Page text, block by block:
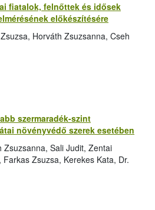
fiatalok, felnőttek és idősek
előkészítésére
Horváth Zsuzsanna, Cseh
szermaradék-szint
növényvédő szerek esetében
Zsuzsanna, Sali Judit, Zentai
Zsuzsa, Kerekes Kata, Dr.